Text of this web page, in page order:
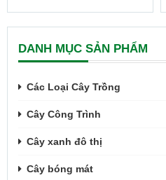
DANH MỤC SẢN PHẨM
Các Loại Cây Trồng
Cây Công Trình
Cây xanh đô thị
Cây bóng mát